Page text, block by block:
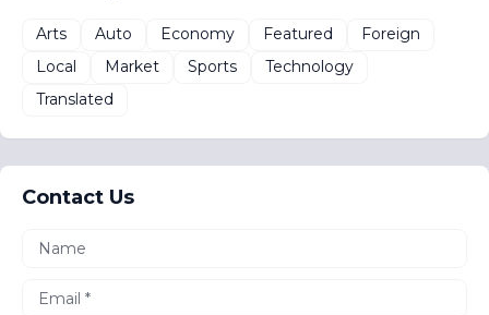
Arts Auto Economy Featured
Foreign
Local
Market Sports
Technology
Translated
Contact Us